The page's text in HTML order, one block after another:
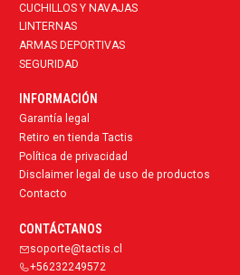
CUCHILLOS Y NAVAJAS
LINTERNAS
ARMAS DEPORTIVAS
SEGURIDAD
INFORMACIÓN
Garantía legal
Retiro en tienda Tactis
Política de privacidad
Disclaimer legal de uso de productos
Contacto
CONTÁCTANOS
soporte@tactis.cl
+56232249572